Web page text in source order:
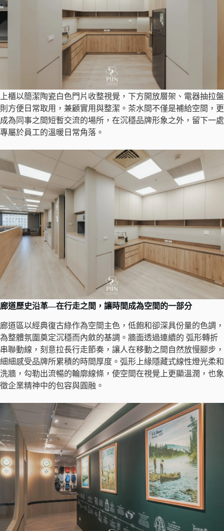
上櫃以簡潔陶瓷白色門片收整視覺，下方開放層架、電器抽拉盤
則方便日常取用，兼顧實用與整潔。茶水間不僅是補給空間，更
成為同事之間短暫交流的場所，在沉穩品牌形象之外，留下一處
專屬於員工的溫暖日常角落。
廊道歷史沿革—在行走之間，讓時間成為空間的一部分
廊道區以經典復古綠作為空間主色，低飽和卻深具份量的色調，
為整體氛圍奠定沉穩而內斂的基調。牆面透過連續的 弧形轉折
串聯動線，刻意拉長行走節奏，讓人在移動之間自然放慢腳步，
細細感受品牌所累積的時間厚度。弧形上緣隱藏式線性燈光柔和
洗牆，勾勒出流暢的輪廓線條，使空間在視覺上更顯溫潤，也象
徵企業精神中的包容與圓融。